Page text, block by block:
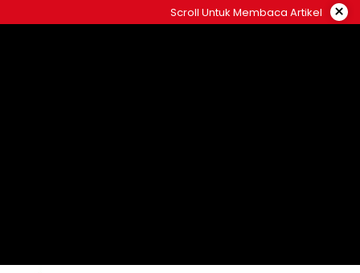
to
Scroll Untuk Membaca Artikel ×